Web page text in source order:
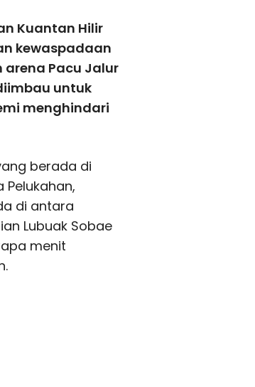
Kuantan Hilir
kewaspadaan
Pacu Jalur
untuk
menghindari
berada di
di antara
Lubuak Sobae
menit